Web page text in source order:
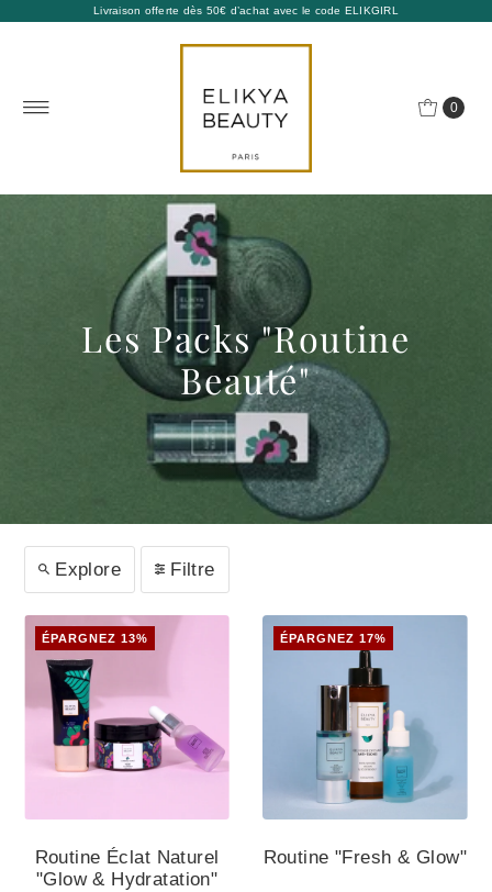
Livraison offerte dès 50€ d’achat avec le code ELIKGIRL
0
Les Packs "Routine
Beauté"
Explore Filtre
ÉPARGNEZ 13%
Routine Éclat Naturel
"Glow & Hydratation"
ÉPARGNEZ 17%
Routine "Fresh & Glow"